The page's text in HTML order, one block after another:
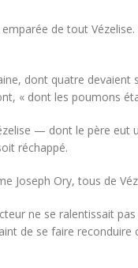
de tout
dont quatre
« dont les poumons
— dont le père
réchappé.
Ory, tous de
ne se ralentissait pas
de se faire reconduire